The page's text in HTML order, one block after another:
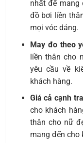
nhất để mang
đồ bơi liền
mọi vóc dáng.
May đo theo
liền thân cho
yêu cầu về
khách hàng.
Giá cả cạnh
cho khách
thân cho nữ
mang đến cho